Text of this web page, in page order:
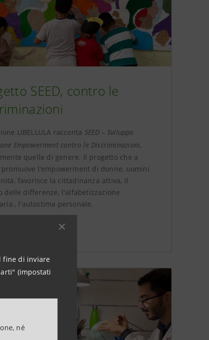
fine di inviare
(impostati
né
SEED, contro le
LIBELLULA racconta SEED – Sviluppo
Empowerment contro le Discriminazioni,
quelle di genere. Il progetto che a
l'empowerment di donne, uomini
favorisce la cittadinanza attiva, il
delle differenze, l'alfabetizzazione
l'autostima personale.